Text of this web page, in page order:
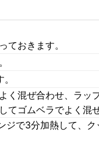
ておきます。
く混ぜ合わせ、ラッ
てゴムベラでよく混ぜ
で3分加熱して、ク